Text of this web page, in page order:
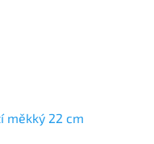
měkký 22 cm